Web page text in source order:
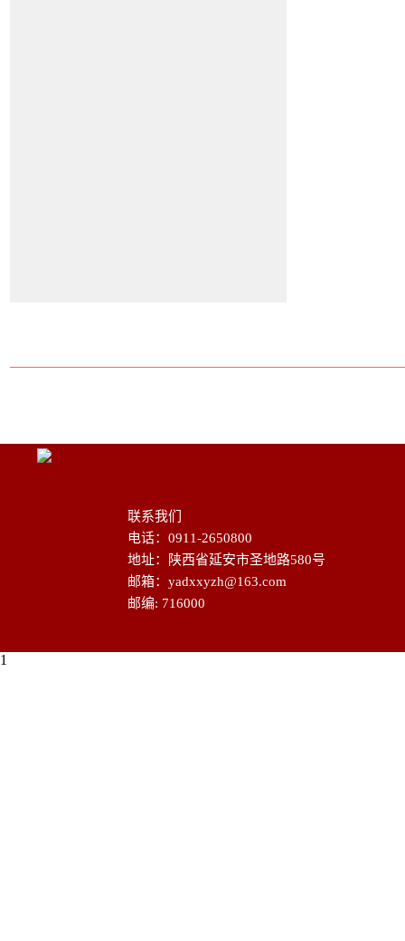
联系我们
电话：0911-2650800
地址：陕西省延安市圣地路580号
邮箱：yadxxyzh@163.com
邮编: 716000
1